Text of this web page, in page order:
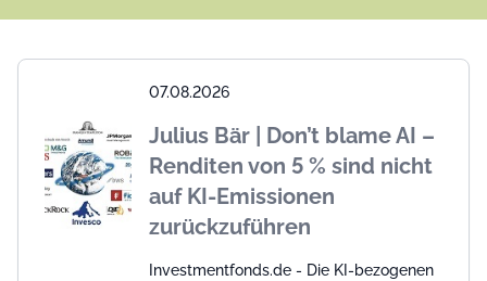
07.08.2026
Julius Bär | Don’t blame AI –
Renditen von 5 % sind nicht
auf KI-Emissionen
zurückzuführen
Investmentfonds.de - Die KI-bezogenen